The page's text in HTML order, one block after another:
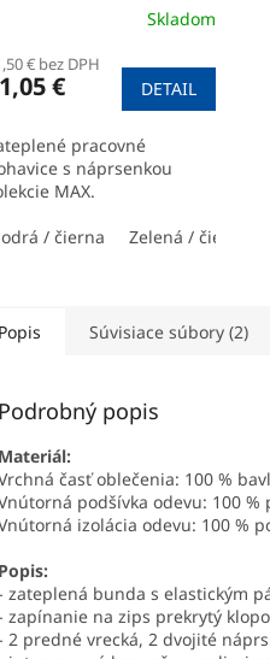
Skladom
€ bez DPH
€ DETAIL
pracovné
s náprsenkou
MAX.
/ čierna
Zelená / čierna
Popis Súvisiace súbory (2)
Podrobný popis
Materiál:
časť oblečenia: 100 %
podšívka odevu: 100 %
izolácia odevu: 100 %
Popis:
zateplená bunda s elastickým
zapínanie na zips prekrytý
2 predné vrecká, 2 dvojité